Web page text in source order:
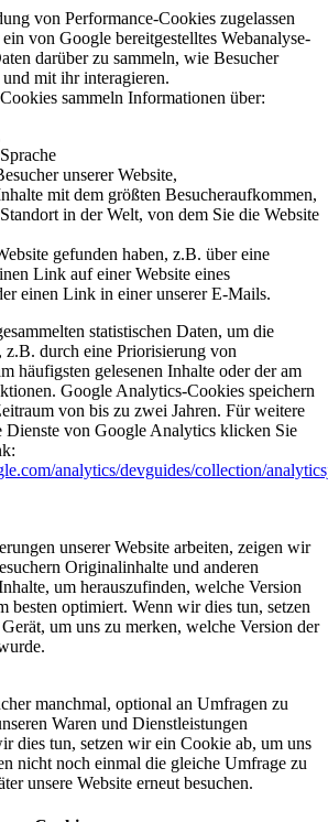
von Performance-Cookies zugelassen
von Google bereitgestelltes Webanalyse-
darüber zu sammeln, wie Besucher
mit ihr interagieren.
sammeln Informationen über:
unserer Website,
mit dem größten Besucheraufkommen,
in der Welt, von dem Sie die Website
gefunden haben, z.B. über eine
Link auf einer Website eines
einen Link in einer unserer E-Mails.
statistischen Daten, um die
z.B. durch eine Priorisierung von
häufigsten gelesenen Inhalte oder der am
Google Analytics-Cookies speichern
von bis zu zwei Jahren. Für weitere
Dienste von Google Analytics klicken Sie
analytics/devguides/collection/
unserer Website arbeiten, zeigen wir
Originalinhalte und anderen
um herauszufinden, welche Version
besten optimiert. Wenn wir dies tun, setzen
um uns zu merken, welche Version der
manchmal, optional an Umfragen zu
Waren und Dienstleistungen
dies tun, setzen wir ein Cookie ab, um uns
nicht noch einmal die gleiche Umfrage zu
unsere Website erneut besuchen.